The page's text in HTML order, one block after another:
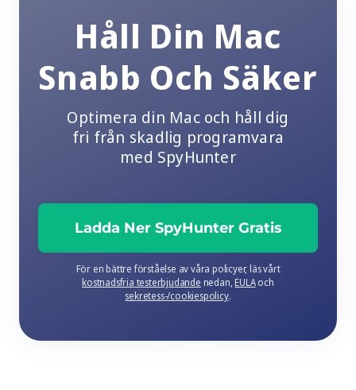
Håll Din Mac
Snabb Och Säker
Optimera din Mac och håll dig
fri från skadlig programvara
med SpyHunter
Ladda Ner SpyHunter Gratis
För en bättre förståelse av våra policyer, läs vårt
kostnadsfria testerbjudande nedan, EULAoch
sekretess-/cookiespolicy.